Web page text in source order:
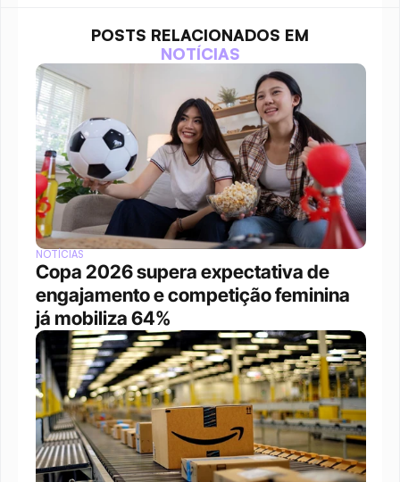
POSTS RELACIONADOS EM
NOTÍCIAS
NOTÍCIAS
Copa 2026 supera expectativa de
engajamento e competição feminina
já mobiliza 64%